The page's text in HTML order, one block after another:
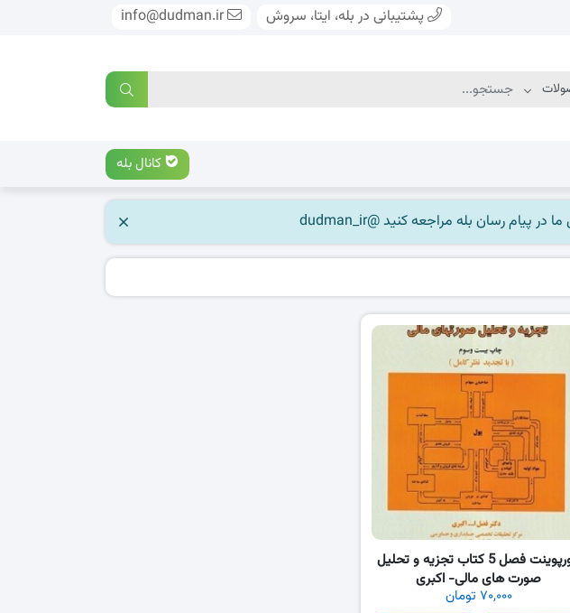
پشتیبانی در بله، ایتا، سروش info@dudman.ir
کانال بله
پاورپوینت فصل 5 کتاب تجزیه و تحلیل
صورت های مالی- اکبری
۷۰,۰۰۰ تومان